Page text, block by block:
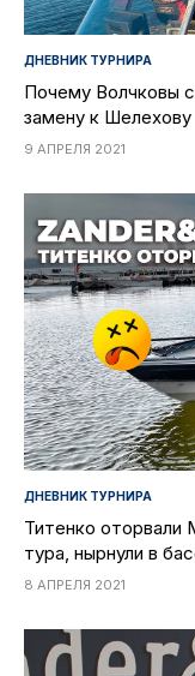
ДНЕВНИК ТУРНИРА
Почему Волчковы
замену к Шелехову
9 АПРЕЛЯ 2021
ДНЕВНИК ТУРНИРА
Титенко оторвали
тура, нырнули в
8 АПРЕЛЯ 2021